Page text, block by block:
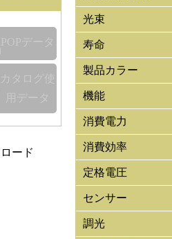
POPデータ
カタログ使
用データ
ード
光束
寿命
製品カラー
機能
消費電力
消費効率
定格電圧
センサー
調光